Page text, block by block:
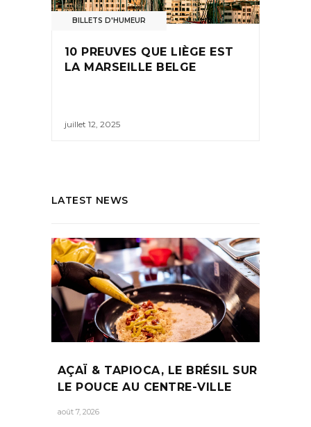
BILLETS D'HUMEUR
10 PREUVES QUE LIÈGE EST
LA MARSEILLE BELGE
juillet 12, 2025
LATEST NEWS
AÇAÏ & TAPIOCA, LE BRÉSIL SUR
LE POUCE AU CENTRE-VILLE
août 7, 2026